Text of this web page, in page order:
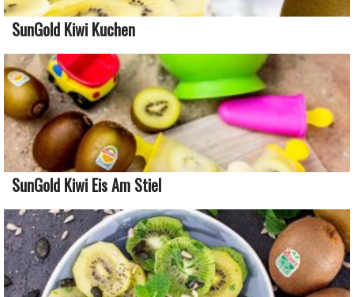
SunGold Kiwi Kuchen
SunGold Kiwi Eis Am Stiel